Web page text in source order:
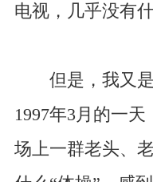
电视，几乎没有
但是，我又是
1997年3月的一
场上一群老头、